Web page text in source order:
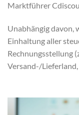
Marktführer
Unabhängig davon,
Einhaltung aller
Rechnungsstellung
Versand-/